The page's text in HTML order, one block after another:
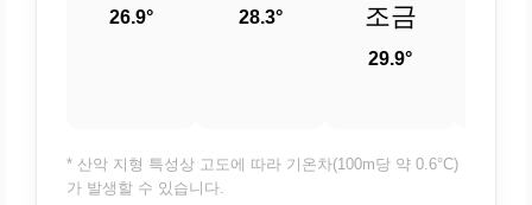
26.9° 28.3°
조금
29.9°
* 산악 지형 특성상 고도에 따라 기온차(100m당 약 0.6°C)
가 발생할 수 있습니다.